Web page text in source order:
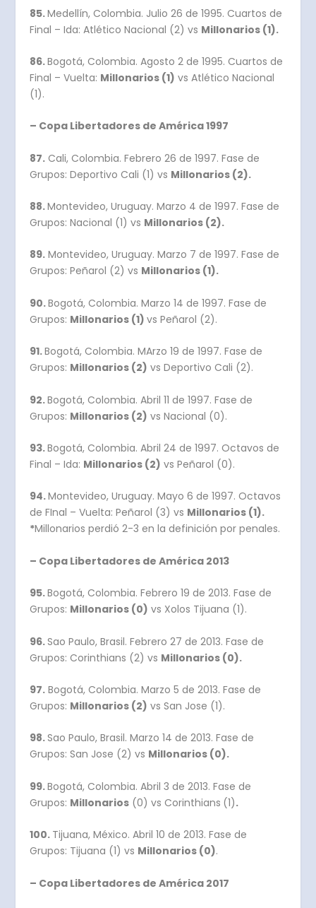
85.Medellín, Colombia. Julio 26 de 1995. Cuartos de
Final – Ida: Atlético Nacional (2) vs Millonarios (1).
86.Bogotá, Colombia. Agosto 2 de 1995. Cuartos de
Final – Vuelta: Millonarios (1) vs Atlético Nacional
(1).
– Copa Libertadores de América 1997
87. Cali, Colombia. Febrero 26 de 1997. Fase de
Grupos: Deportivo Cali (1) vs Millonarios (2).
88.Montevideo, Uruguay. Marzo 4 de 1997. Fase de
Grupos: Nacional (1) vs Millonarios (2).
89. Montevideo, Uruguay. Marzo 7 de 1997. Fase de
Grupos: Peñarol (2) vs Millonarios (1).
90.Bogotá, Colombia. Marzo 14 de 1997. Fase de
Grupos: Millonarios (1)vs Peñarol (2).
91.Bogotá, Colombia. MArzo 19 de 1997. Fase de
Grupos: Millonarios (2) vs Deportivo Cali (2).
92.Bogotá, Colombia. Abril 11 de 1997. Fase de
Grupos: Millonarios (2) vs Nacional (0).
93.Bogotá, Colombia. Abril 24 de 1997. Octavos de
Final – Ida: Millonarios (2) vs Peñarol (0).
94.Montevideo, Uruguay. Mayo 6 de 1997. Octavos
de FInal – Vuelta: Peñarol (3) vs Millonarios (1).
*Millonarios perdió 2-3 en la definición por penales.
– Copa Libertadores de América 2013
95.Bogotá, Colombia. Febrero 19 de 2013. Fase de
Grupos: Millonarios (0) vs Xolos Tijuana (1).
96.Sao Paulo, Brasil. Febrero 27 de 2013. Fase de
Grupos: Corinthians (2) vs Millonarios (0).
97. Bogotá, Colombia. Marzo 5 de 2013. Fase de
Grupos: Millonarios (2) vs San Jose (1).
98.Sao Paulo, Brasil. Marzo 14 de 2013. Fase de
Grupos: San Jose (2) vs Millonarios (0).
99.Bogotá, Colombia. Abril 3 de 2013. Fase de
Grupos: Millonarios (0) vs Corinthians (1).
100. Tijuana, México. Abril 10 de 2013. Fase de
Grupos: Tijuana (1) vs Millonarios (0).
– Copa Libertadores de América 2017